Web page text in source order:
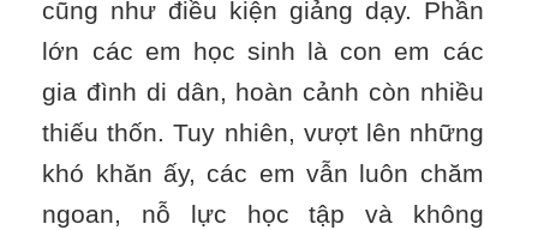
cũng như điều kiện giảng dạy. Phần
lớn các em học sinh là con em các
gia đình di dân, hoàn cảnh còn nhiều
thiếu thốn. Tuy nhiên, vượt lên những
khó khăn ấy, các em vẫn luôn chăm
ngoan, nỗ lực học tập và không